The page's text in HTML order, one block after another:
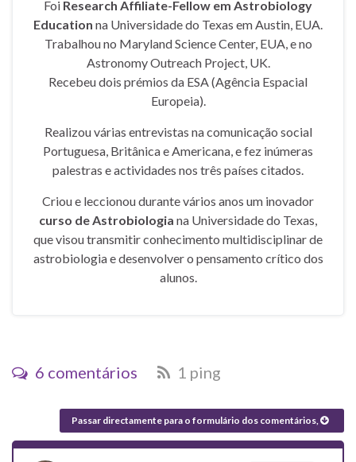
Foi Research Affiliate-Fellow em Astrobiology
Education na Universidade do Texas em Austin, EUA.
Trabalhou no Maryland Science Center, EUA, e no
Astronomy Outreach Project, UK.
Recebeu dois prémios da ESA (Agência Espacial
Europeia).
Realizou várias entrevistas na comunicação social
Portuguesa, Britânica e Americana, e fez inúmeras
palestras e actividades nos três países citados.
Criou e leccionou durante vários anos um inovador
curso de Astrobiologia na Universidade do Texas,
que visou transmitir conhecimento multidisciplinar de
astrobiologia e desenvolver o pensamento crítico dos
alunos.
6 comentários 1 ping
Passar directamente para o formulário dos comentários,